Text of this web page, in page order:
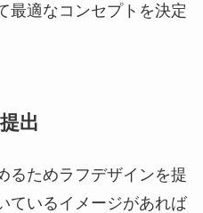
最適なコンセプトを決定
出
るためラフデザインを提
ているイメージがあれば